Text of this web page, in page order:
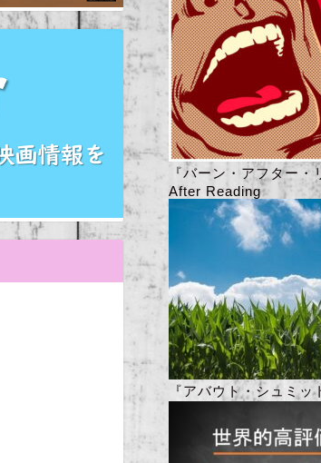
『バーン・アフター
After Reading
『アバウト・シュミ